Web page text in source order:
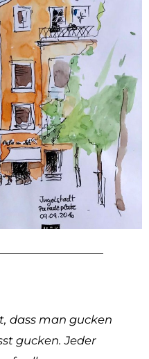
dass man gucken
gucken. Jeder